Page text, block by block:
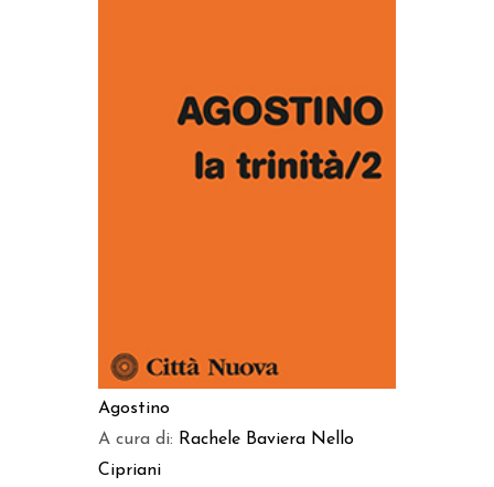
AGGIUNGI AL CARRELLO
Agostino
A cura di: Rachele Baviera Nello
Cipriani